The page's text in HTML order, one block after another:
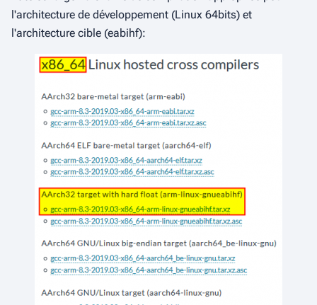
l'architecture de développement (Linux 64bits) et
l'architecture cible (eabihf):